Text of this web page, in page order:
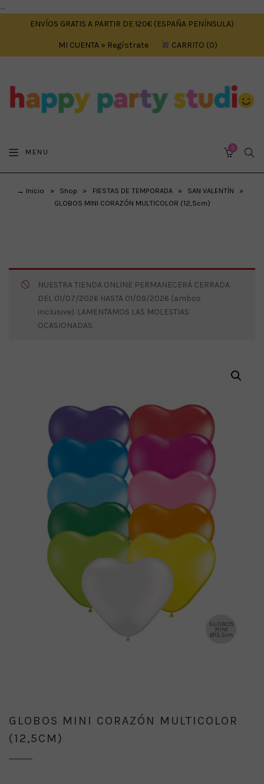
....
ENVÍOS GRATIS A PARTIR DE 120€ (ESPAÑA PENÍNSULA)
MI CUENTA » Regístrate CARRITO 0
MENU 0
→ Inicio » Shop » FIESTAS DE TEMPORADA » SAN VALENTÍN
»
GLOBOS MINI CORAZÓN MULTICOLOR (12,5cm)
NUESTRA TIENDA ONLINE PERMANECERÁ CERRADA
DEL 01/07/2026 HASTA 01/09/2026 (ambos
inclusive). LAMENTAMOS LAS MOLESTIAS
OCASIONADAS.
GLOBOS MINI CORAZÓN MULTICOLOR
(12,5CM)